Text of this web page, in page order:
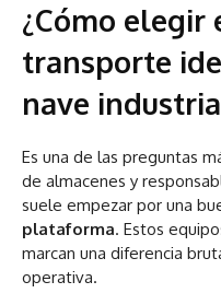
¿Cómo elegir
transporte
nave
Es una de las preguntas
de almacenes y
suele empezar por una
plataforma. Estos
marcan una diferencia
operativa.